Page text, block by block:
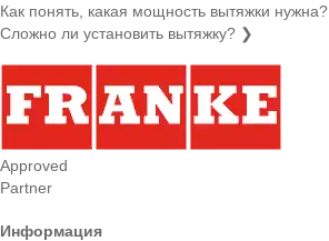
Как понять, какая мощность вытяжки нужна?
Сложно ли установить вытяжку? ❯
Approved
Partner
Информация